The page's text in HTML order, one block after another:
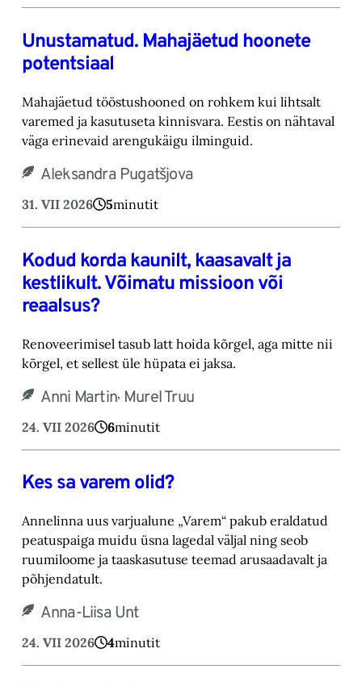
Unustamatud. Mahajäetud hoonete
potentsiaal
Mahajäetud tööstushooned on rohkem kui lihtsalt
varemed ja kasutuseta kinnisvara. Eestis on nähtaval
väga erinevaid arengukäigu ilminguid.
Aleksandra Pugatšjova
31. VII 2026 5minutit
Kodud korda kaunilt, kaasavalt ja
kestlikult. Võimatu missioon või
reaalsus?
Renoveerimisel tasub latt hoida kõrgel, aga mitte nii
kõrgel, et sellest üle hüpata ei jaksa.
Anni Martin, Murel Truu
24. VII 2026 6minutit
Kes sa varem olid?
Annelinna uus varjualune „Varem“ pakub eraldatud
peatuspaiga muidu üsna lagedal väljal ning seob
ruumiloome ja taaskasutuse teemad arusaadavalt ja
põhjendatult.
Anna-Liisa Unt
24. VII 2026 4minutit